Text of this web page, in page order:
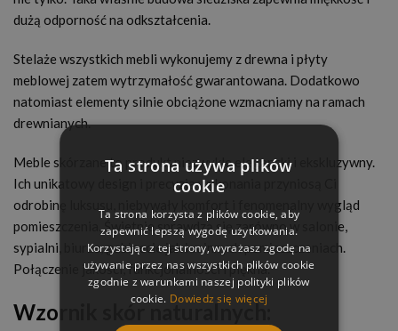
dużą odporność na odkształcenia.
Stelaże wszystkich mebli wykonujemy z drewna i płyty
meblowej zatem wytrzymałość gwarantowana. Dodatkowo
natomiast elementy silnie obciążone wzmacniamy na ramach
drewnianych.
Meble skórzane to produkt niezwykle elegancki i ekskluzywny.
Ich unikatowy design i precyzja wykonania przyniosą Ci
odrobinę luksusu, niebywały komfort i fenomenalny wygląd
pomieszczenia. Świetnie sprawdzą się zarówno w salonie,
sypialni, biurze, gabinecie jak i w innych pomieszczeniach.
Połączenie jakości, funkcjonalności i piękna.
Wzornik skór naturalnych:
Ta strona używa plików
cookie
Ta strona korzysta z plików cookie, aby
zapewnić lepszą wygodę użytkowania.
Korzystając z tej strony, wyrażasz zgodę na
używanie przez nas wszystkich plików cookie
zgodnie z warunkami naszej polityki plików
cookie. Dowiedz się więcej